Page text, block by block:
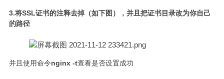
3.将SSL证书的注释去掉（如下图），并且把证书目录改为你自己
的路径
并且使用命令nginx -t查看是否设置成功